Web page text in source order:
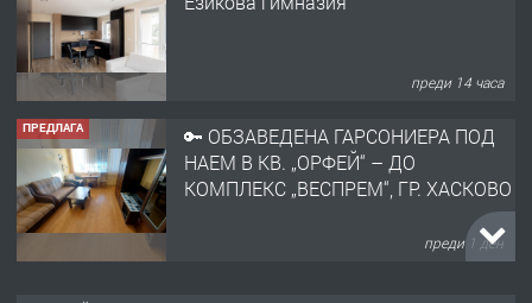
преди 14 часа
ПРЕДЛАГА
🔑 ОБЗАВЕДЕНА ГАРСОНИЕРА ПОД
НАЕМ В КВ. „ОРФЕЙ“ – ДО
КОМПЛЕКС „ВЕСПРЕМ“, ГР. ХАСКОВО
преди 1 ден